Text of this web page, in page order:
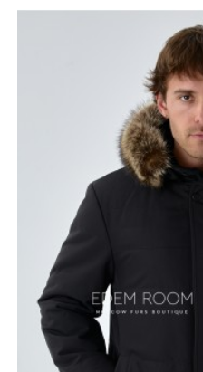
для повседневного
сочетания как с
спортивными образами.
Утеплитель из верблюжьей
превосходные
сохранять комфортную
сильные морозы. Этот
легкостью и
избежать перегрева и
цвет куртки делает ее
комбинировать с
предметами гардероба.
Данная модель —
качества, стиля и
*описание несет
правила ухода могут быть